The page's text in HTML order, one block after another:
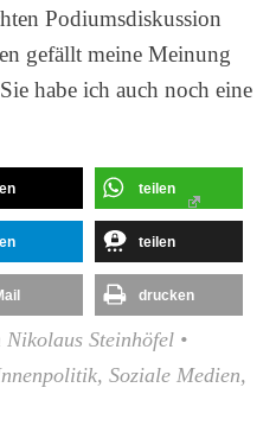
Podiumsdiskussion
gefällt meine Meinung
habe ich auch noch eine
teilen
teilen
drucken
Nikolaus Steinhöfel •
, Soziale Medien,